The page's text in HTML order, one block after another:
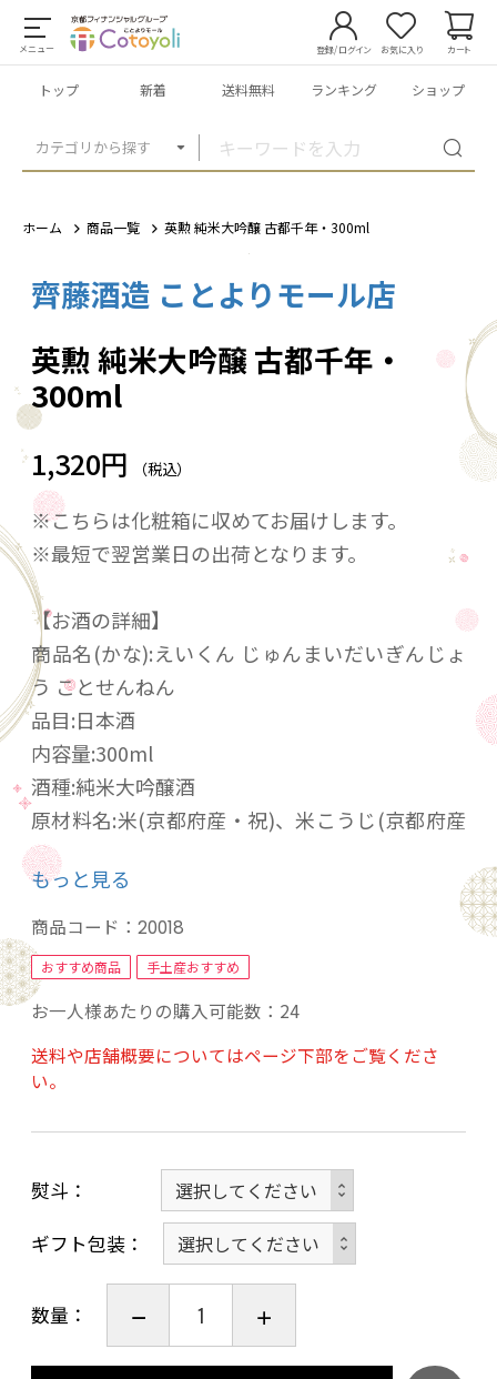
メニュー
カテゴリから探す
登録/ログイン お気に入り カート
トップ 新着 送料無料 ランキング ショップ
ホーム 商品一覧 英勲 純米大吟醸 古都千年・300ml
齊藤酒造 ことよりモール店
英勲 純米大吟醸 古都千年・
300ml
1,320円 （税込）
※こちらは化粧箱に収めてお届けします。
※最短で翌営業日の出荷となります。
【お酒の詳細】
商品名(かな):えいくん じゅんまいだいぎんじょ
う ことせんねん
品目:日本酒
内容量:300ml
酒種:純米大吟醸酒
原材料名:米(京都府産・祝)、米こうじ(京都府産
米・祝)
精米歩合:45%
アルコール分:15度
味の特徴:中口、やや濃醇
お奨めの飲み方:冷やして、室温で
悠久の歴史ある京都にちなんで名付けた「古都
千年」シリーズの純米大吟醸酒です。
ルーティーで豊かな吟醸香を、英勲の技術と京
都伏見の名水で絶妙に溶け合わせた逸品です。
また「インターナショナルサケチャレンジ」
2016のシルバー受賞、「インターナショナルワ
インチャレンジ」2021のシルバー受賞など、日
本酒品評会においても高い評価をいただいており
もっと見る
商品コード： 20018
おすすめ商品 手土産おすすめ
お一人様あたりの購入可能数：24
送料や店舗概要についてはページ下部をご覧くださ
い。
熨斗
ギフト包装
数量：